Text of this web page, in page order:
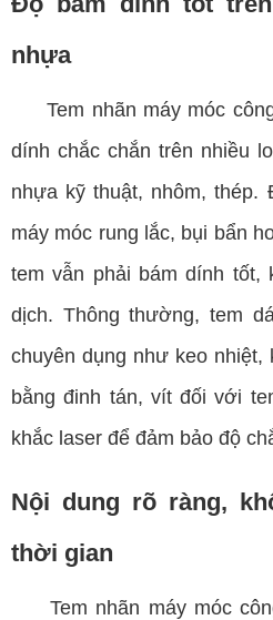
nhựa
Tem nhãn máy móc
dính chắc chắn trên nhiều
nhựa kỹ thuật, nhôm, thép.
máy móc rung lắc, bụi bẩn
tem vẫn phải bám dính tốt,
dịch. Thông thường, tem
chuyên dụng như keo
bằng đinh tán, vít đối với
khắc laser để đảm bảo độ
Nội dung rõ ràng,
thời gian
Tem nhãn máy móc